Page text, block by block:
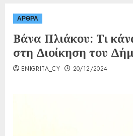
ΑΡΘΡΑ
Βάνα Πλιάκου: Τι
στη Διοίκηση του
ENIGRITA_CY 20/12/2024